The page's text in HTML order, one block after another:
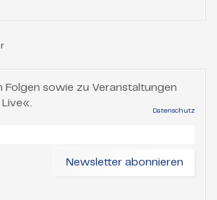
Folgen sowie zu Veranstaltungen
Datenschutz